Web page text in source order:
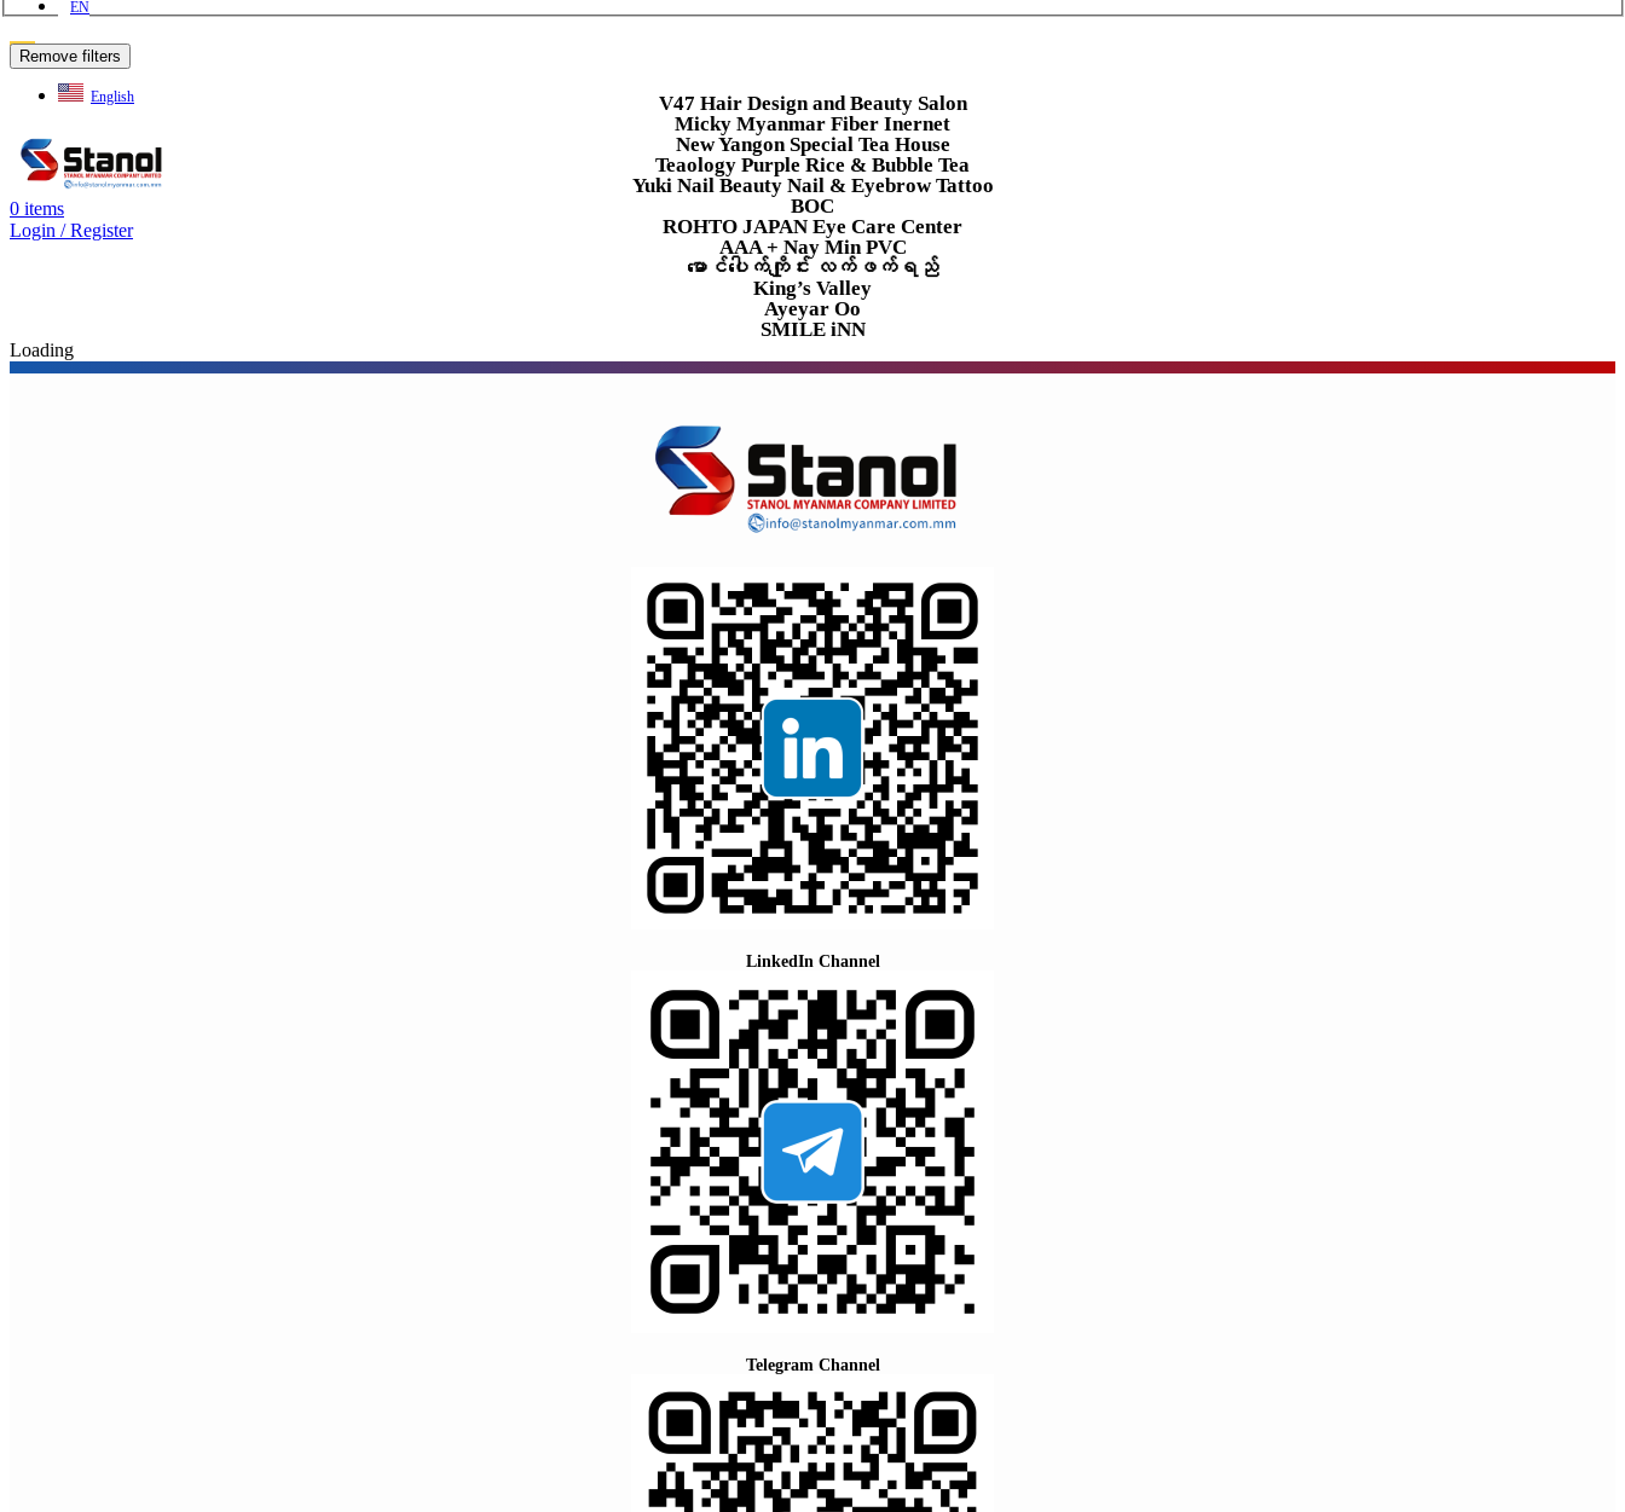
EN
ဗမာစာ
English
0 items
Login / Register
Remove filters
V47 Hair Design and Beauty Salon
Micky Myanmar Fiber Inernet
New Yangon Special Tea House
Teaology Purple Rice & Bubble Tea
Yuki Nail Beauty Nail & Eyebrow Tattoo
BOC
ROHTO JAPAN Eye Care Center
AAA + Nay Min PVC
မောင်ပေါက်ကျိုင်း လက်ဖက်ရည်
King’s Valley
Ayeyar Oo
SMILE iNN
Loading
LinkedIn Channel
Telegram Channel